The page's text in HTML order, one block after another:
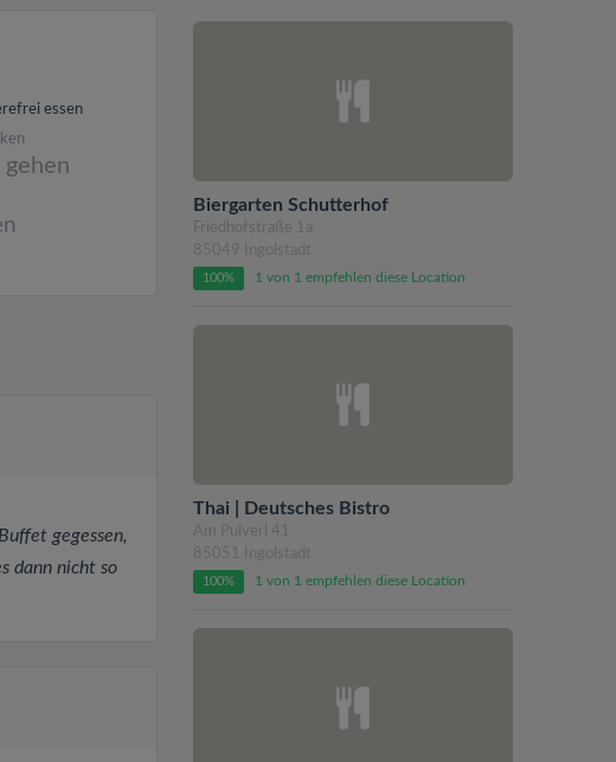
essen
gehen
gegessen,
dann nicht so
Biergarten Schutterhof
Friedhofstraße 1a
85049 Ingolstadt
100% 1 von 1 empfehlen diese Location
Thai | Deutsches Bistro
Am Pulverl 41
85051 Ingolstadt
100% 1 von 1 empfehlen diese Location